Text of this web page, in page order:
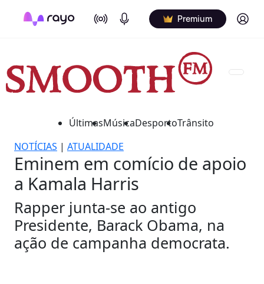
On Air Podcasts Premium Log in
ÚltimasMúsicaDesportoTrânsito
NOTÍCIAS | ATUALIDADE
Eminem em comício de apoio
a Kamala Harris
Rapper junta-se ao antigo
Presidente, Barack Obama, na
ação de campanha democrata.